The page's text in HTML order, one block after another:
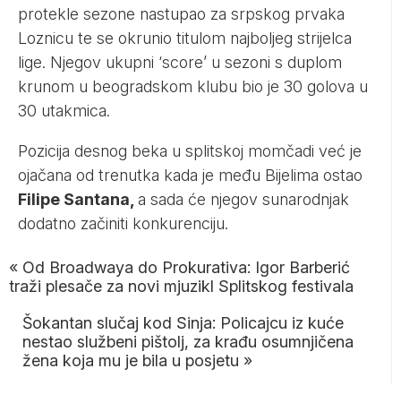
protekle sezone nastupao za srpskog prvaka
Loznicu te se okrunio titulom najboljeg strijelca
lige. Njegov ukupni ‘score’ u sezoni s duplom
krunom u beogradskom klubu bio je 30 golova u
30 utakmica.
Pozicija desnog beka u splitskoj momčadi već je
ojačana od trenutka kada je među Bijelima ostao
Filipe Santana, a sada će njegov sunarodnjak
dodatno začiniti konkurenciju.
« Od Broadwaya do Prokurativa: Igor Barberić
traži plesače za novi mjuzikl Splitskog festivala
Šokantan slučaj kod Sinja: Policajcu iz kuće
nestao službeni pištolj, za krađu osumnjičena
žena koja mu je bila u posjetu »